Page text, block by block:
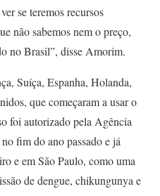
se teremos recursos
não sabemos nem o preço,
no Brasil”, disse Amorim.
Suíça, Espanha, Holanda,
que começaram a usar o
foi autorizado pela Agência
fim do ano passado e já
e em São Paulo, como uma
de dengue, chikungunya e